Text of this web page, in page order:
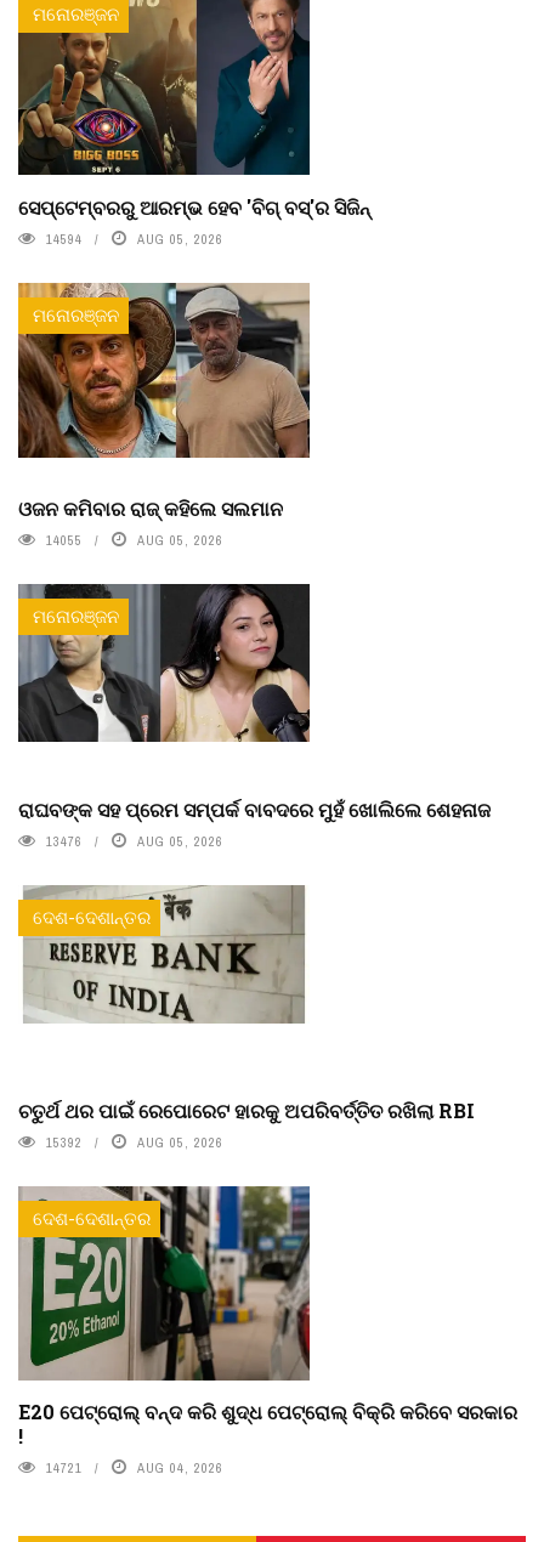
ମନୋରଞ୍ଜନ
ସେପ୍ଟେମ୍ବରରୁ ଆରମ୍ଭ ହେବ 'ବିଗ୍ ବସ୍'ର ସିଜିନ୍
14594 AUG 05, 2026
ମନୋରଞ୍ଜନ
ଓଜନ କମିବାର ରାଜ୍ କହିଲେ ସଲମାନ
14055 AUG 05, 2026
ମନୋରଞ୍ଜନ
ରାଘବଙ୍କ ସହ ପ୍ରେମ ସମ୍ପର୍କ ବାବଦରେ ମୁହଁ ଖୋଲିଲେ ଶେହନାଜ
13476 AUG 05, 2026
ଦେଶ-ଦେଶାନ୍ତର
ଚତୁର୍ଥ ଥର ପାଇଁ ରେପୋରେଟ ହାରକୁ ଅପରିବର୍ତ୍ତିତ ରଖିଲା RBI
15392 AUG 05, 2026
ଦେଶ-ଦେଶାନ୍ତର
E20 ପେଟ୍ରୋଲ୍ ବନ୍ଦ କରି ଶୁଦ୍ଧ ପେଟ୍ରୋଲ୍ ବିକ୍ରି କରିବେ ସରକାର
!
14721 AUG 04, 2026